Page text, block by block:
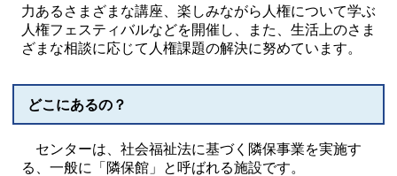
力あるさまざまな講座、楽しみながら人権について学ぶ
人権フェスティバルなどを開催し、また、生活上のさま
ざまな相談に応じて人権課題の解決に努めています。
どこにあるの？
センターは、社会福祉法に基づく隣保事業を実施す
る、一般に「隣保館」と呼ばれる施設です。